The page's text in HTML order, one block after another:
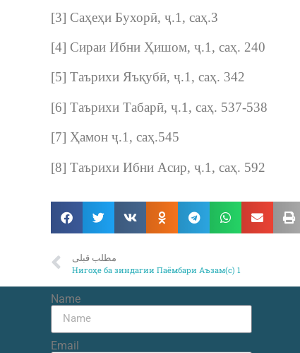
[3] Саҳеҳи Бухорӣ, ҷ.1, саҳ.3
[4] Сираи Ибни Ҳишом, ҷ.1, саҳ. 240
[5] Таърихи Яъқубӣ, ҷ.1, саҳ. 342
[6] Таърихи Табарӣ, ҷ.1, саҳ. 537-538
[7] Ҳамон ҷ.1, саҳ.545
[8] Таърихи Ибни Асир, ҷ.1, саҳ. 592
مطلب قبلی
Нигоҳе ба зиндагии Паёмбари Аъзам(с) 1
Name
Email